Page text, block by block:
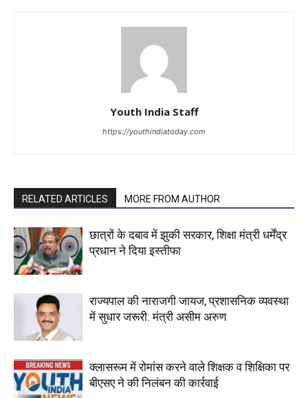
Youth India Staff
https://youthindiatoday.com
RELATED ARTICLES MORE FROM AUTHOR
छात्रों के दबाव में झुकी सरकार, शिक्षा मंत्री धर्मेंद्र
प्रधान ने दिया इस्तीफा
राज्यपाल की नाराजगी जायज, प्रशासनिक व्यवस्था
में सुधार जरूरी: मंत्री असीम अरुण
क्लासरूम में रोमांस करने वाले शिक्षक व शिक्षिका पर
बीएसए ने की निलंबन की कार्रवाई